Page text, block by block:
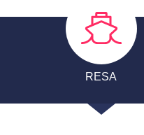
KARLSHAMN.SE
RESA